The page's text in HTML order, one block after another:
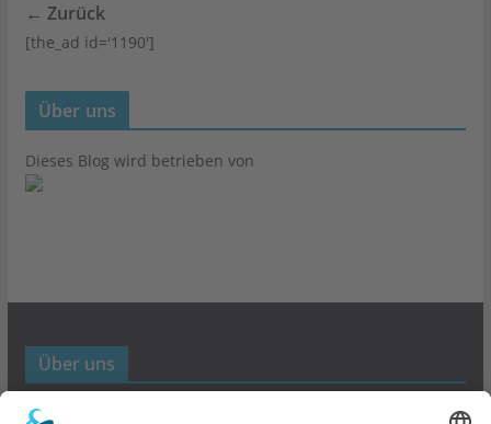
← Zurück
[the_ad id='1190']
Über uns
Dieses Blog wird betrieben von
Über uns
Werbund- und Marketing Blog